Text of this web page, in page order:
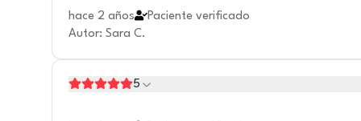
hace 2 años
Paciente verificado
Autor: Sara C.
5